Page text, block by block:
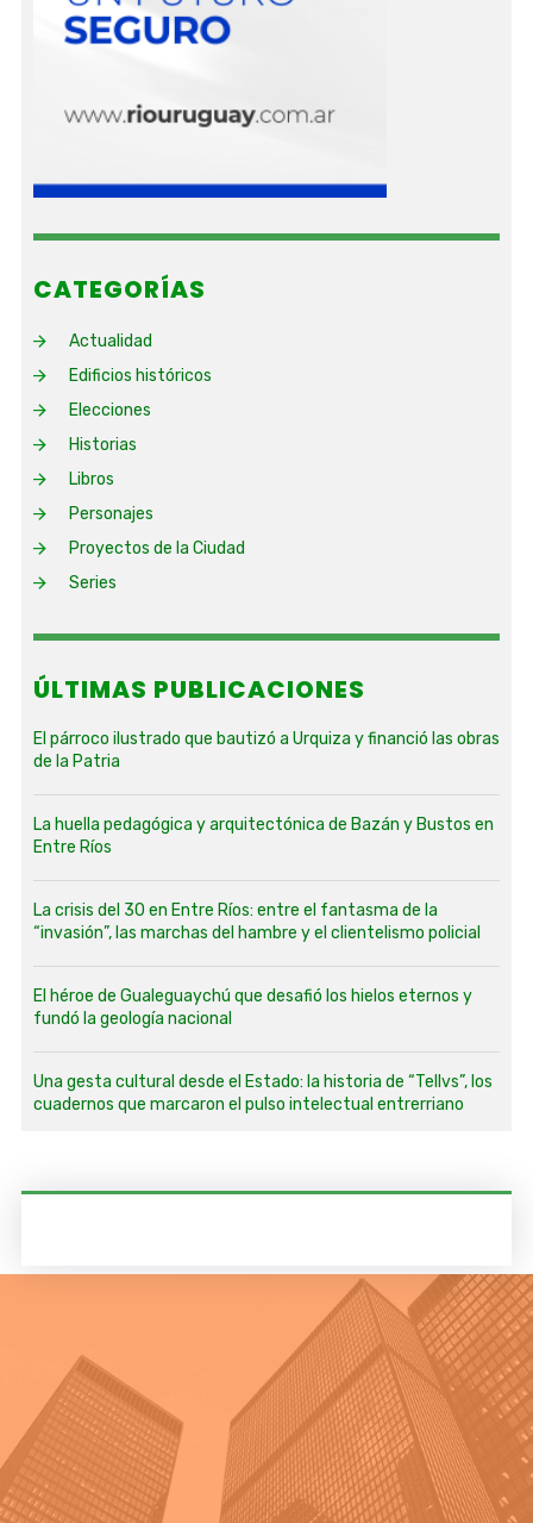
CATEGORÍAS
Actualidad
Edificios históricos
Elecciones
Historias
Libros
Personajes
Proyectos de la Ciudad
Series
ÚLTIMAS PUBLICACIONES
El párroco ilustrado que bautizó a Urquiza y financió las obras
de la Patria
La huella pedagógica y arquitectónica de Bazán y Bustos en
Entre Ríos
La crisis del 30 en Entre Ríos: entre el fantasma de la
“invasión”, las marchas del hambre y el clientelismo policial
El héroe de Gualeguaychú que desafió los hielos eternos y
fundó la geología nacional
Una gesta cultural desde el Estado: la historia de “Tellvs”, los
cuadernos que marcaron el pulso intelectual entrerriano